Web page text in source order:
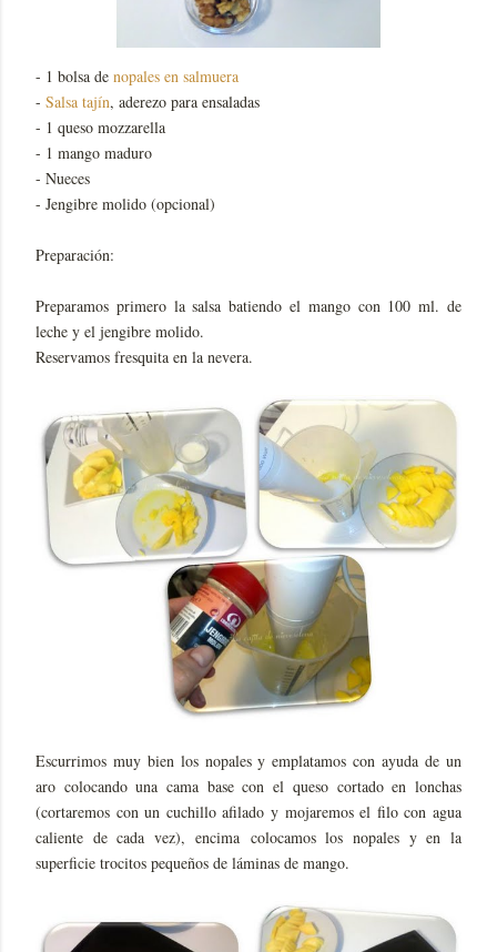
- 1 bolsa de nopales en salmuera
- Salsa tajín, aderezo para ensaladas
- 1 queso mozzarella
- 1 mango maduro
- Nueces
- Jengibre molido (opcional)
Preparación:
Preparamos primero la salsa batiendo el mango con 100 ml. de
leche y el jengibre molido.
Reservamos fresquita en la nevera.
Escurrimos muy bien los nopales y emplatamos con ayuda de un
aro colocando una cama base con el queso cortado en lonchas
(cortaremos con un cuchillo afilado y mojaremos el filo con agua
caliente de cada vez), encima colocamos los nopales y en la
superficie trocitos pequeños de láminas de mango.